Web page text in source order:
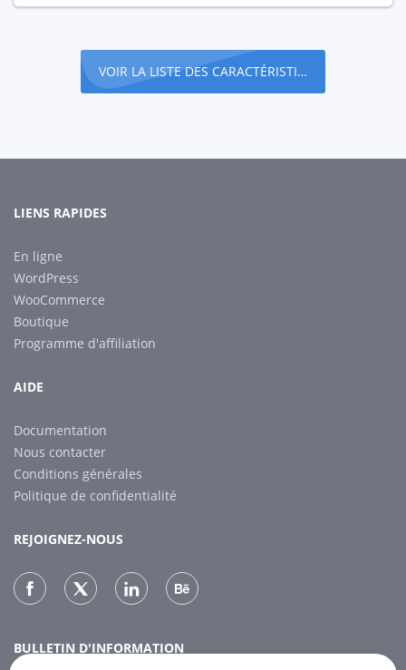
VOIR LA LISTE DES CARACTÉRISTIQUES
LIENS RAPIDES
En ligne
WordPress
WooCommerce
Boutique
Programme d'affiliation
AIDE
Documentation
Nous contacter
Conditions générales
Politique de confidentialité
REJOIGNEZ-NOUS
BULLETIN D'INFORMATION